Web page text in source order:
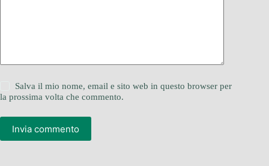
Salva il mio nome, email e sito web in questo browser per
la prossima volta che commento.
Invia commento